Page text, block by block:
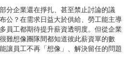
分企業還在掙扎、甚至禁止討論的議
公？在需求日益大於供給、勞工能主導
員工都期待提升薪資透明度。但從企業
難想像團隊間都知道彼此薪資單的數
讓員工不再「想像」、解決留任的問題